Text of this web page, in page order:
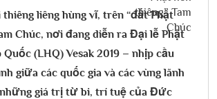
liêng hùng vĩ, trên “đất Phật
Chúc, nơi đang diễn ra Đại lễ Phật
(LHQ) Vesak 2019 – nhịp cầu
giữa các quốc gia và các vùng lãnh
giá trị từ bi, trí tuệ của Đức